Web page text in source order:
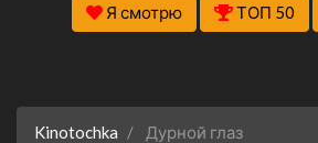
Я смотрю ТОП 50
Kinotochka Дурной глаз